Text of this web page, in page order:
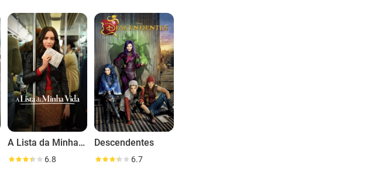
A Lista da Minha Vida
6.8
Descendentes
6.7